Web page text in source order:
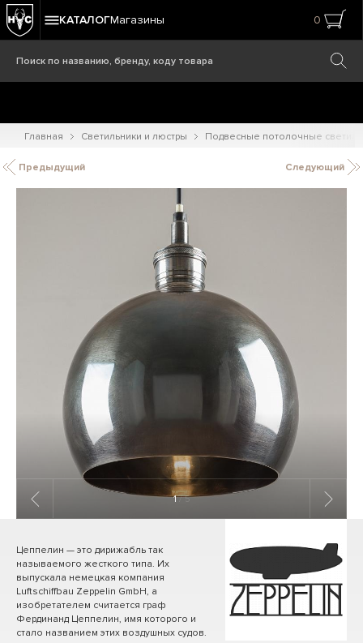
КАТАЛОГМагазины 0
Главная Светильники и люстры Подвесные потолочные
Предыдущий Следующий
1/ 5
Цеппелин — это дирижабль так
называемого жесткого типа. Их
выпускала немецкая компания
Luftschiffbau Zeppelin GmbH, а
изобретателем считается граф
Фердинанд Цеппелин, имя которого и
стало названием этих воздушных судов.